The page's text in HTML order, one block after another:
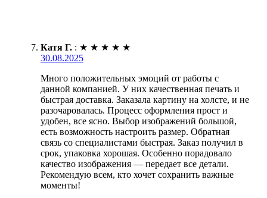
Катя Г. : ★ ★ ★ ★ ★
30.08.2025
Много положительных эмоций от работы с
данной компанией. У них качественная печать и
быстрая доставка. Заказала картину на холсте, и не
разочаровалась. Процесс оформления прост и
удобен, все ясно. Выбор изображений большой,
есть возможность настроить размер. Обратная
связь со специалистами быстрая. Заказ получил в
срок, упаковка хорошая. Особенно порадовало
качество изображения — передает все детали.
Рекомендую всем, кто хочет сохранить важные
моменты!